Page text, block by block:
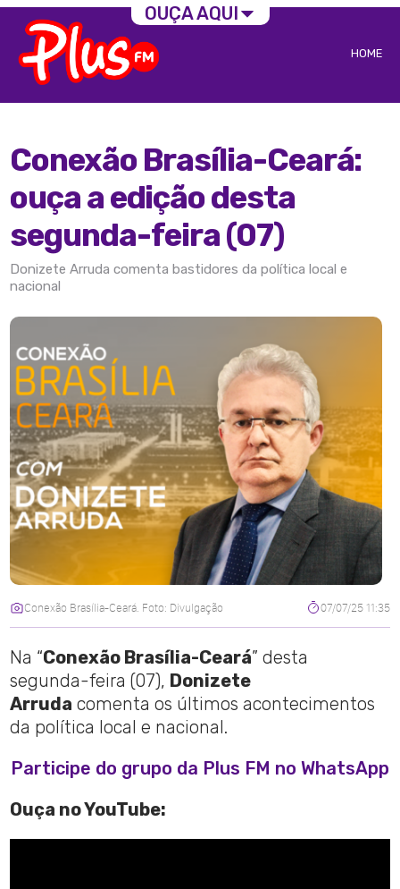
HOME
Conexão Brasília-Ceará:
ouça a edição desta
segunda-feira (07)
Donizete Arruda comenta bastidores da política local e
nacional
Conexão Brasília-Ceará. Foto: Divulgação 07/07/25 11:35
Na “Conexão Brasília-Ceará” desta
segunda-feira (07), Donizete
Arruda comenta os últimos acontecimentos
da política local e nacional.
Participe do grupo da Plus FM no WhatsApp
Ouça no YouTube:
OUÇA AQUI